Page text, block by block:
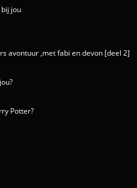
jou
avontuur ,met fabi en devon [deel 2]
Potter?